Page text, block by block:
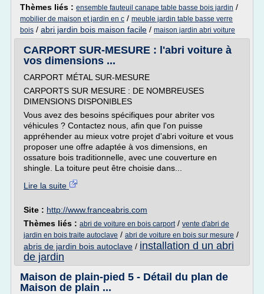
Thèmes liés : ensemble fauteuil canape table basse bois jardin /
mobilier de maison et jardin en c / meuble jardin table basse verre
bois / abri jardin bois maison facile / maison jardin abri voiture
CARPORT SUR-MESURE : l'abri voiture à
vos dimensions ...
CARPORT MÉTAL SUR-MESURE
CARPORTS SUR MESURE : DE NOMBREUSES
DIMENSIONS DISPONIBLES
Vous avez des besoins spécifiques pour abriter vos
véhicules ? Contactez nous, afin que l'on puisse
appréhender au mieux votre projet d'abri voiture et vous
proposer une offre adaptée à vos dimensions, en
ossature bois traditionnelle, avec une couverture en
shingle. La toiture peut être choisie dans...
Lire la suite
Site : http://www.franceabris.com
Thèmes liés : abri de voiture en bois carport/ vente d'abri de
jardin en bois traite autoclave / abri de voiture en bois sur mesure /
abris de jardin bois autoclave / installation d un abri
de jardin
Maison de plain-pied 5 - Détail du plan de
Maison de plain ...